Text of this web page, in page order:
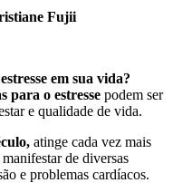
Fujii
em sua vida?
para o estresse podem ser
e qualidade de vida.
atinge cada vez mais
de diversas
e problemas cardíacos.